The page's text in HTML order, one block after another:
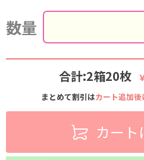
数量
合計:2箱20枚
まとめて割引はカート追加
カート